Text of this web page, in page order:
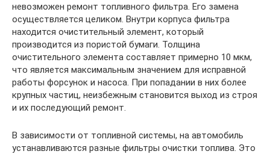
невозможен ремонт топливного фильтра. Его замена
осуществляется целиком. Внутри корпуса фильтра
находится очистительный элемент, который
производится из пористой бумаги. Толщина
очистительного элемента составляет примерно 10 мкм,
что является максимальным значением для исправной
работы форсунок и насоса. При попадании в них более
крупных частиц, неизбежным становится выход из строя
и их последующий ремонт.
В зависимости от топливной системы, на автомобиль
устанавливаются разные фильтры очистки топлива. Это